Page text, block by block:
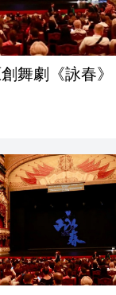
舞劇《詠春》